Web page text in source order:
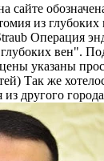
сайте
из глубоких
Операция
вен".
указаны
Так же
из другого